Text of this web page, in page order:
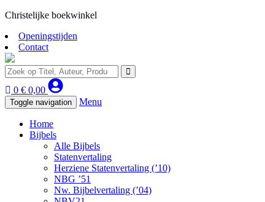
Christelijke boekwinkel
Openingstijden
Contact
0 € 0,00
Toggle navigation Menu
Home
Bijbels
Alle Bijbels
Statenvertaling
Herziene Statenvertaling (’10)
NBG ’51
Nw. Bijbelvertaling (’04)